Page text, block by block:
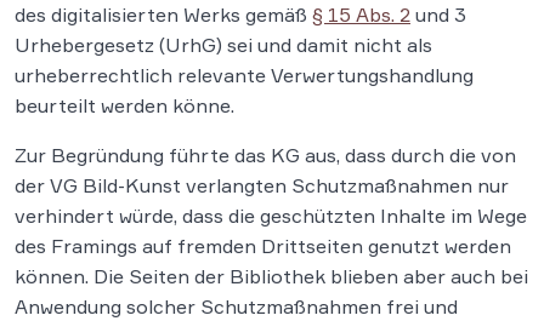
des digitalisierten Werks gemäß § 15 Abs. 2 und 3
Urhebergesetz (UrhG) sei und damit nicht als
urheberrechtlich relevante Verwertungshandlung
beurteilt werden könne.
Zur Begründung führte das KG aus, dass durch die von
der VG Bild-Kunst verlangten Schutzmaßnahmen nur
verhindert würde, dass die geschützten Inhalte im Wege
des Framings auf fremden Drittseiten genutzt werden
können. Die Seiten der Bibliothek blieben aber auch bei
Anwendung solcher Schutzmaßnahmen frei und